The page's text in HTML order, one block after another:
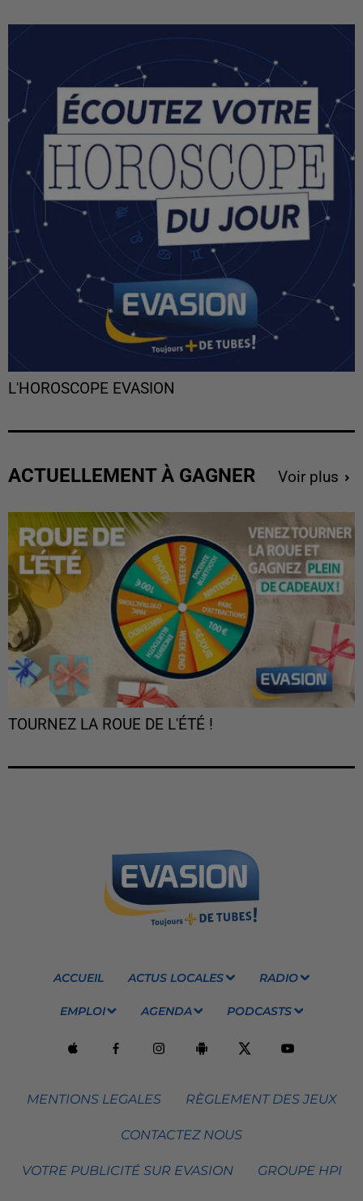
L'HOROSCOPE EVASION
ACTUELLEMENT À GAGNER Voir plus
TOURNEZ LA ROUE DE L'ÉTÉ !
ACCUEIL ACTUS LOCALES RADIO
EMPLOI AGENDA PODCASTS
MENTIONS LEGALES RÈGLEMENT DES JEUX
CONTACTEZ NOUS
VOTRE PUBLICITÉ SUR EVASION GROUPE HPI